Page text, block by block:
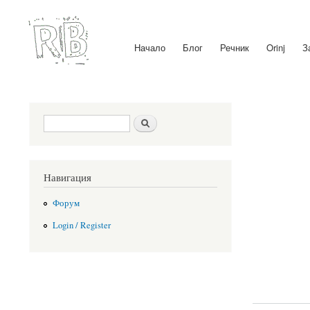
Main menu Начало Блог Речник Orinj
Search form
Навигация
Форум
Login / Register